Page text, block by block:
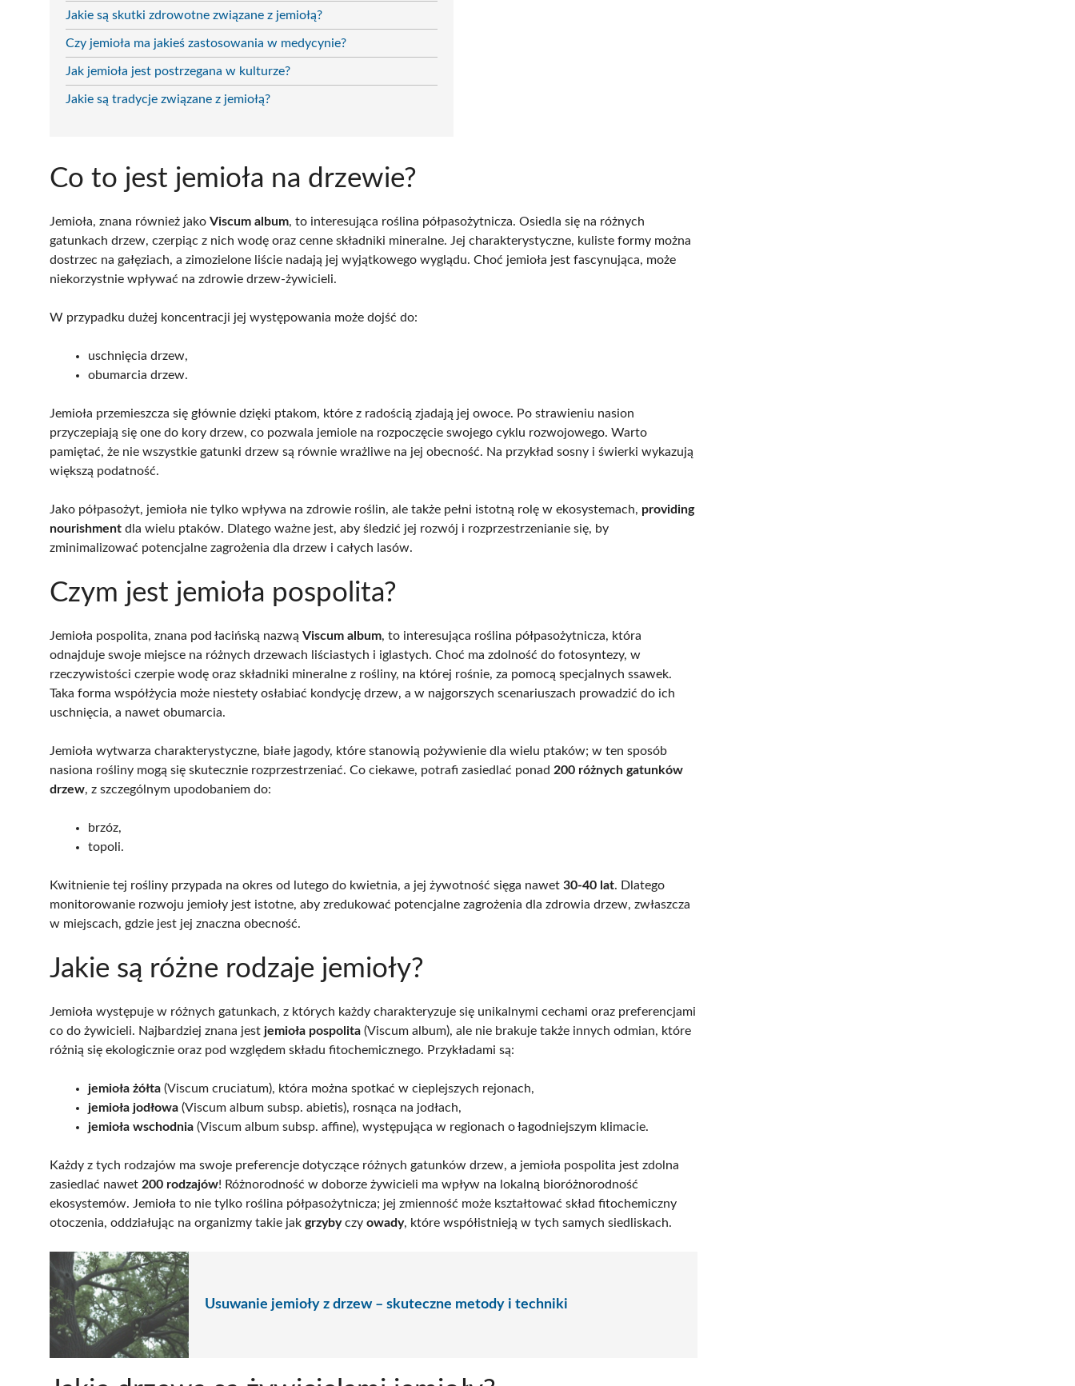
Jakie są skutki zdrowotne związane z jemiołą?
Czy jemioła ma jakieś zastosowania w medycynie?
Jak jemioła jest postrzegana w kulturze?
Jakie są tradycje związane z jemiołą?
Co to jest jemioła na drzewie?
Jemioła, znana również jako Viscum album, to interesująca roślina półpasożytnicza. Osiedla się na różnych
gatunkach drzew, czerpiąc z nich wodę oraz cenne składniki mineralne. Jej charakterystyczne, kuliste formy można
dostrzec na gałęziach, a zimozielone liście nadają jej wyjątkowego wyglądu. Choć jemioła jest fascynująca, może
niekorzystnie wpływać na zdrowie drzew-żywicieli.
W przypadku dużej koncentracji jej występowania może dojść do:
uschnięcia drzew,
obumarcia drzew.
Jemioła przemieszcza się głównie dzięki ptakom, które z radością zjadają jej owoce. Po strawieniu nasion
przyczepiają się one do kory drzew, co pozwala jemiole na rozpoczęcie swojego cyklu rozwojowego. Warto
pamiętać, że nie wszystkie gatunki drzew są równie wrażliwe na jej obecność. Na przykład sosny i świerki wykazują
większą podatność.
Jako półpasożyt, jemioła nie tylko wpływa na zdrowie roślin, ale także pełni istotną rolę w ekosystemach, providing
nourishment dla wielu ptaków. Dlatego ważne jest, aby śledzić jej rozwój i rozprzestrzenianie się, by
zminimalizować potencjalne zagrożenia dla drzew i całych lasów.
Czym jest jemioła pospolita?
Jemioła pospolita, znana pod łacińską nazwą Viscum album, to interesująca roślina półpasożytnicza, która
odnajduje swoje miejsce na różnych drzewach liściastych i iglastych. Choć ma zdolność do fotosyntezy, w
rzeczywistości czerpie wodę oraz składniki mineralne z rośliny, na której rośnie, za pomocą specjalnych ssawek.
Taka forma współżycia może niestety osłabiać kondycję drzew, a w najgorszych scenariuszach prowadzić do ich
uschnięcia, a nawet obumarcia.
Jemioła wytwarza charakterystyczne, białe jagody, które stanowią pożywienie dla wielu ptaków; w ten sposób
nasiona rośliny mogą się skutecznie rozprzestrzeniać. Co ciekawe, potrafi zasiedlać ponad 200 różnych gatunków
drzew, z szczególnym upodobaniem do:
brzóz,
topoli.
Kwitnienie tej rośliny przypada na okres od lutego do kwietnia, a jej żywotność sięga nawet 30-40 lat. Dlatego
monitorowanie rozwoju jemioły jest istotne, aby zredukować potencjalne zagrożenia dla zdrowia drzew, zwłaszcza
w miejscach, gdzie jest jej znaczna obecność.
Jakie są różne rodzaje jemioły?
Jemioła występuje w różnych gatunkach, z których każdy charakteryzuje się unikalnymi cechami oraz preferencjami
co do żywicieli. Najbardziej znana jest jemioła pospolita (Viscum album), ale nie brakuje także innych odmian, które
różnią się ekologicznie oraz pod względem składu fitochemicznego. Przykładami są:
jemioła żółta (Viscum cruciatum), która można spotkać w cieplejszych rejonach,
jemioła jodłowa (Viscum album subsp. abietis), rosnąca na jodłach,
jemioła wschodnia (Viscum album subsp. affine), występująca w regionach o łagodniejszym klimacie.
Każdy z tych rodzajów ma swoje preferencje dotyczące różnych gatunków drzew, a jemioła pospolita jest zdolna
zasiedlać nawet 200 rodzajów! Różnorodność w doborze żywicieli ma wpływ na lokalną bioróżnorodność
ekosystemów. Jemioła to nie tylko roślina półpasożytnicza; jej zmienność może kształtować skład fitochemiczny
otoczenia, oddziałując na organizmy takie jak grzybyczy owady, które współistnieją w tych samych siedliskach.
Usuwanie jemioły z drzew – skuteczne metody i techniki